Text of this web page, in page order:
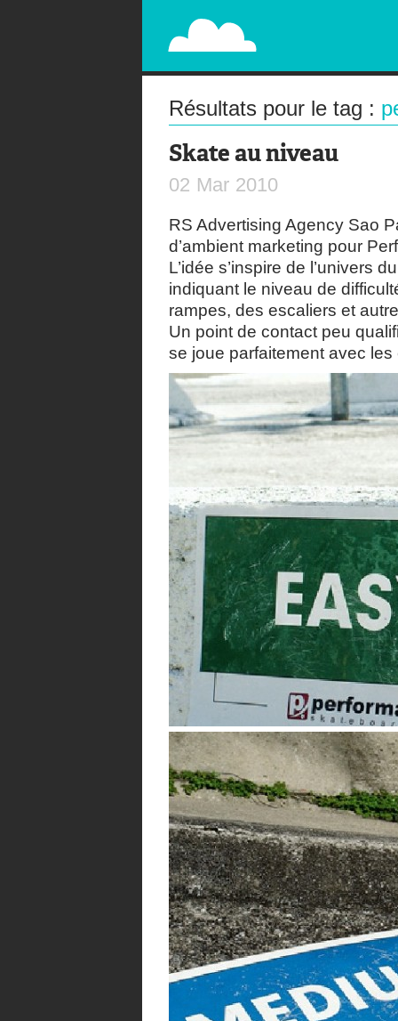
PAPERPLANE
STREET, AMBIENT, GUÉRILLA MARKETING
Résultats pour le tag :
Skate au niveau
02 Mar 2010
RS Advertising Agency Sao
d’ambient marketing pour
L’idée s’inspire de l’univers
indiquant le niveau de
rampes, des escaliers et
Un point de contact peu
se joue parfaitement avec